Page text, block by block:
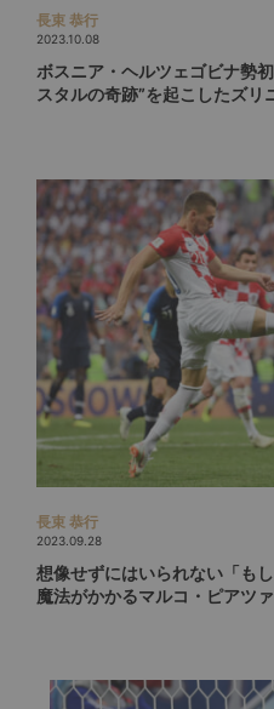
長束 恭行
2023.10.08
ボスニア・ヘルツェゴビナ勢
スタルの奇跡”を起こしたズリ
長束 恭行
2023.09.28
想像せずにはいられない「も
魔法がかかるマルコ・ピアツ